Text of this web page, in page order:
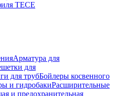
TECE
Арматура для
для
для трубБойлеры косвенного
и гидробакиРасширительные
и предохранительная